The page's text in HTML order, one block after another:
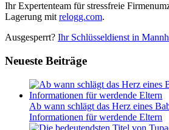
Ihr Expertenteam für stressfreie
Lagerung mitrelogg.com.
Ausgesperrt? Ihr Schlüsseldienst in
Neueste Beiträge
Ab wann schlägt das Herz eines
Informationen für werdende Eltern